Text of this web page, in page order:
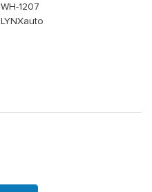
WH-1207
LYNXauto